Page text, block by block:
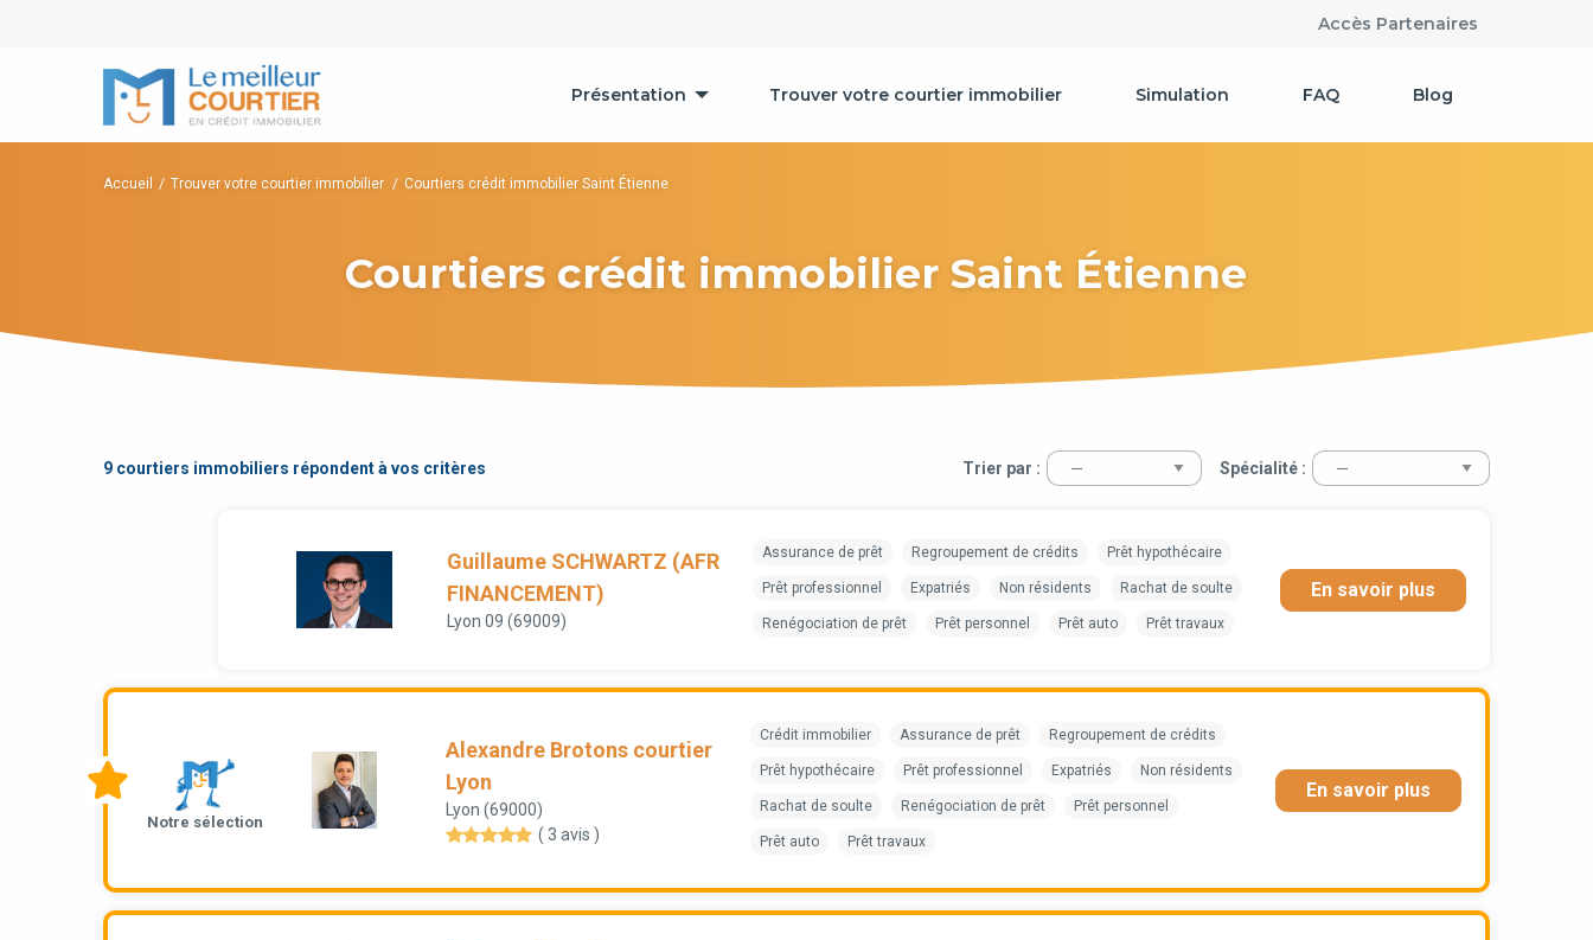
Accès Partenaires
Présentation Trouver votre courtier immobilier Simulation FAQ Blog
Accueil Trouver votre courtier immobilier Courtiers crédit immobilier Saint Étienne
Courtiers crédit immobilier Saint Étienne
9 courtiers immobiliers répondent à vos critères Trier par : Spécialité :
Guillaume SCHWARTZ (AFR
FINANCEMENT)
Lyon 09 (69009)
Assurance de prêt Regroupement de crédits Prêt hypothécaire
Prêt professionnel Expatriés Non résidents Rachat de soulte
Renégociation de prêt Prêt personnel Prêt auto Prêt travaux
En savoir plus
Notre sélection
Alexandre Brotons courtier
Lyon
Lyon (69000)
( 3 avis )
Crédit immobilier Assurance de prêt Regroupement de crédits
Prêt hypothécaire Prêt professionnel Expatriés Non résidents
Rachat de soulte Renégociation de prêt Prêt personnel
Prêt auto Prêt travaux
En savoir plus